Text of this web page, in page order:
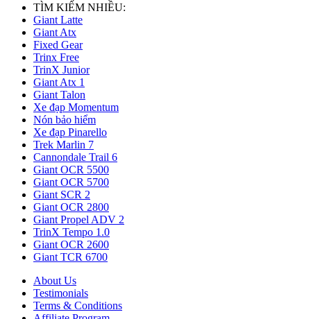
TÌM KIẾM NHIỀU:
Giant Latte
Giant Atx
Fixed Gear
Trinx Free
TrinX Junior
Giant Atx 1
Giant Talon
Xe đạp Momentum
Nón bảo hiểm
Xe đạp Pinarello
Trek Marlin 7
Cannondale Trail 6
Giant OCR 5500
Giant OCR 5700
Giant SCR 2
Giant OCR 2800
Giant Propel ADV 2
TrinX Tempo 1.0
Giant OCR 2600
Giant TCR 6700
About Us
Testimonials
Terms & Conditions